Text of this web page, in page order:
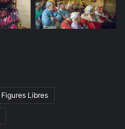
Figures Libres